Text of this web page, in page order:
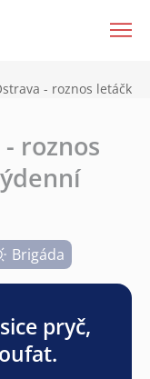
- roznos
- roznos
Brigáda
pryč,